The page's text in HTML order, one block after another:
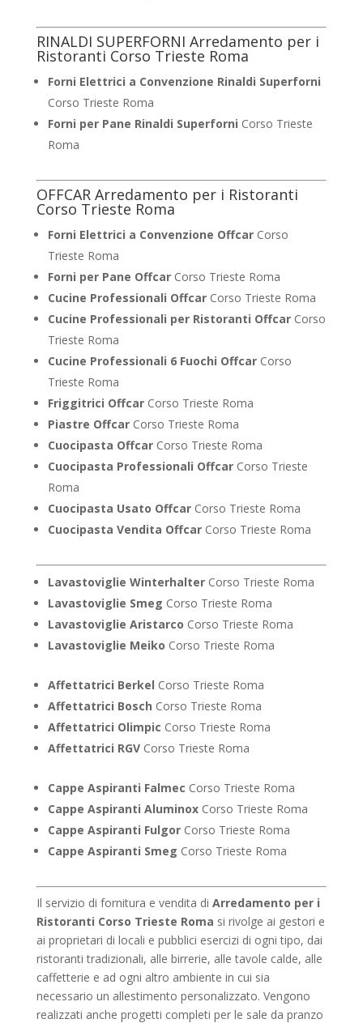
RINALDI SUPERFORNI Arredamento per i
Ristoranti Corso Trieste Roma
Forni Elettrici a Convenzione Rinaldi Superforni
Corso Trieste Roma
Forni per Pane Rinaldi Superforni Corso Trieste
Roma
OFFCAR Arredamento per i Ristoranti
Corso Trieste Roma
Forni Elettrici a Convenzione OffcarCorso
Trieste Roma
Forni per Pane OffcarCorso Trieste Roma
Cucine Professionali OffcarCorso Trieste Roma
Cucine Professionali per Ristoranti OffcarCorso
Trieste Roma
Cucine Professionali 6 Fuochi OffcarCorso
Trieste Roma
Friggitrici OffcarCorso Trieste Roma
Piastre OffcarCorso Trieste Roma
Cuocipasta OffcarCorso Trieste Roma
Cuocipasta Professionali OffcarCorso Trieste
Roma
Cuocipasta Usato OffcarCorso Trieste Roma
Cuocipasta Vendita OffcarCorso Trieste Roma
Lavastoviglie WinterhalterCorso Trieste Roma
Lavastoviglie Smeg Corso Trieste Roma
Lavastoviglie Aristarco Corso Trieste Roma
Lavastoviglie Meiko Corso Trieste Roma
Affettatrici Berkel Corso Trieste Roma
Affettatrici Bosch Corso Trieste Roma
Affettatrici Olimpic Corso Trieste Roma
Affettatrici RGVCorso Trieste Roma
Cappe Aspiranti Falmec Corso Trieste Roma
Cappe Aspiranti AluminoxCorso Trieste Roma
Cappe Aspiranti FulgorCorso Trieste Roma
Cappe Aspiranti Smeg Corso Trieste Roma
Il servizio di fornitura e vendita di Arredamento per i
Ristoranti Corso Trieste Roma si rivolge ai gestori e
ai proprietari di locali e pubblici esercizi di ogni tipo, dai
ristoranti tradizionali, alle birrerie, alle tavole calde, alle
caffetterie e ad ogni altro ambiente in cui sia
necessario un allestimento personalizzato. Vengono
realizzati anche progetti completi per le sale da pranzo